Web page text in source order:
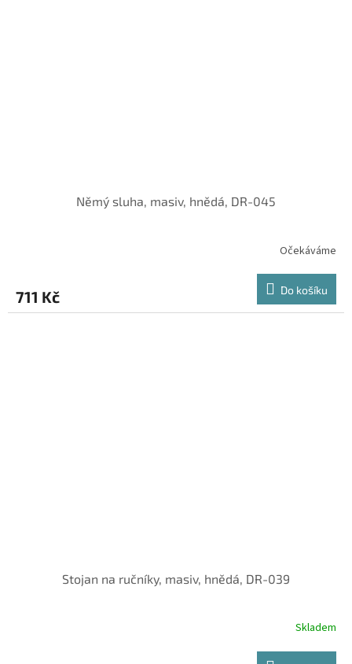
Němý sluha, masiv, hnědá, DR-045
Očekáváme
711 Kč Do košíku
Stojan na ručníky, masiv, hnědá, DR-039
Skladem